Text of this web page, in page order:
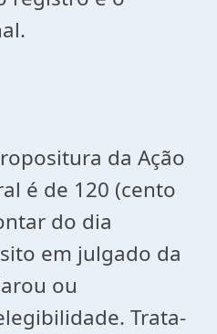
da Ação
é de 120 (cento
do dia
em julgado da
ou
Trata-